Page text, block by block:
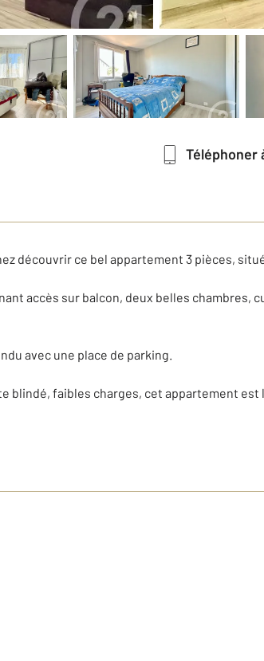
Téléphoner
découvrir ce bel appartement 3 pièces,
accès sur balcon, deux belles chambres,
avec une place de parking.
blindé, faibles charges, cet appartement